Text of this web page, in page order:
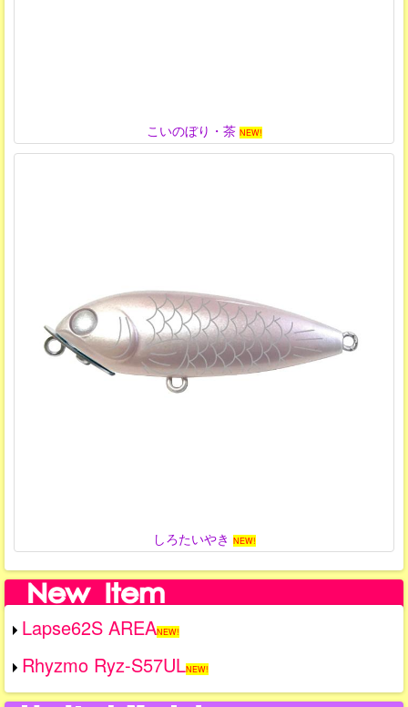
こいのぼり・茶 NEW!
しろたいやき NEW!
Lapse62S AREANEW!
Rhyzmo Ryz-S57ULNEW!